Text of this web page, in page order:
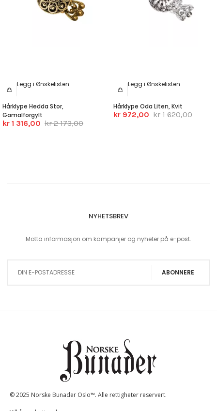
Legg i Ønskelisten
Hårklype Hedda Stor,
Gamalforgylt
kr 1 316,00 kr 2 173,00
Legg i Ønskelisten
Hårklype Oda Liten, Kvit
kr 972,00 kr 1 620,00
NYHETSBREV
Motta informasjon om kampanjer og nyheter på e-post.
ABONNERE
© 2025 Norske Bunader Oslo™. Alle rettigheter reservert.